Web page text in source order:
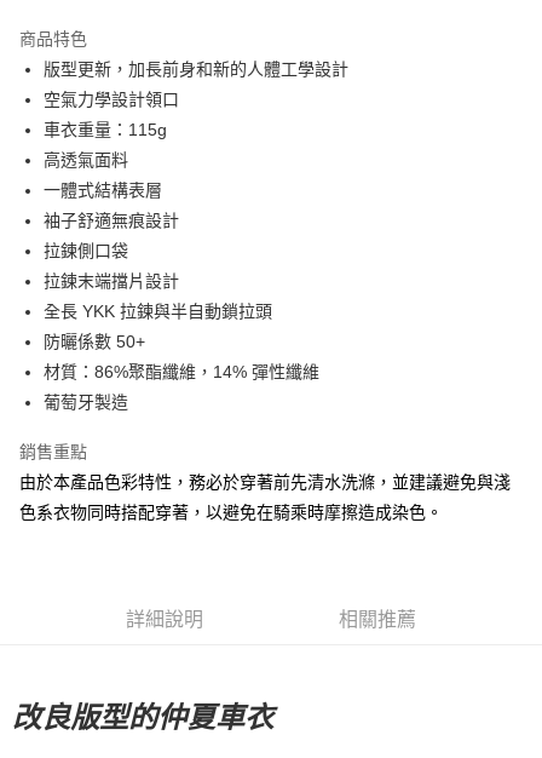
運送方式
全家店到店
每筆NT$80，滿NT$10,000(含以上)免運費
付款後全家取貨
每筆NT$80，滿NT$10,000(含以上)免運費
7-11店到店
每筆NT$80，滿NT$10,000(含以上)免運費
付款後7-11取貨
每筆NT$80，滿NT$10,000(含以上)免運費
宅配
每筆NT$130，滿NT$10,000(含以上)免運費
商品特色
版型更新，加長前身和新的人體工學設計
空氣力學設計領口
車衣重量：115g
高透氣面料
一體式結構表層
袖子舒適無痕設計
拉鍊側口袋
拉鍊末端擋片設計
全長 YKK 拉鍊與半自動鎖拉頭
防曬係數 50+
材質：86%聚酯纖維，14% 彈性纖維
葡萄牙製造
銷售重點
由於本產品色彩特性，務必於穿著前先清水洗滌，並建議避免與淺
色系衣物同時搭配穿著，以避免在騎乘時摩擦造成染色。
詳細說明 相關推薦
改良版型的仲夏車衣